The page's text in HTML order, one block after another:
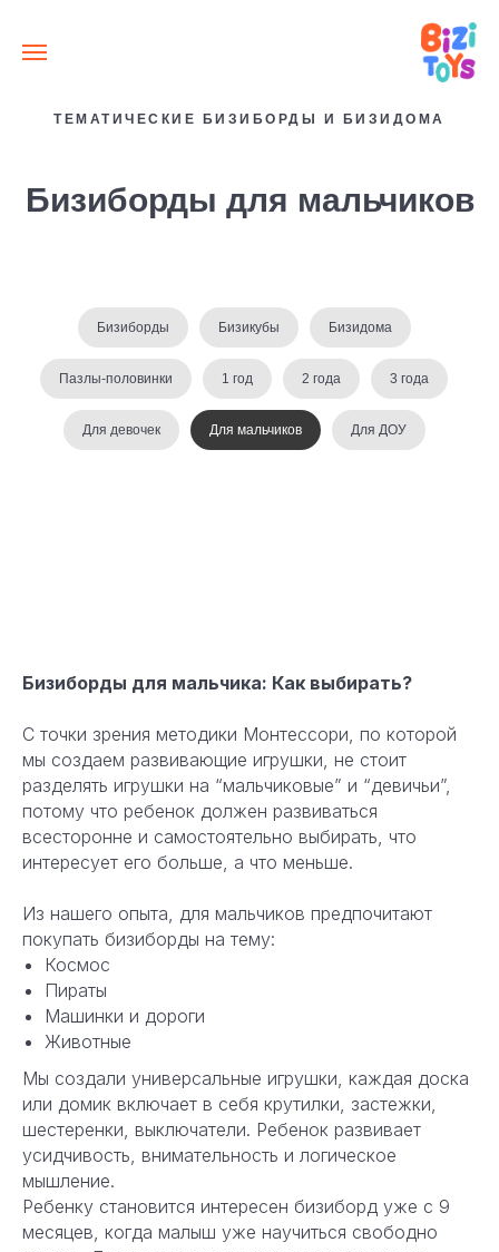
ТЕМАТИЧЕСКИЕ БИЗИБОРДЫ И БИЗИДОМА
Бизиборды для мальчиков
Бизиборды Бизикубы Бизидома
Пазлы-половинки 1 год 2 года 3 года
Для девочек Для мальчиков Для ДОУ
Бизиборды для мальчика: Как выбирать?
С точки зрения методики Монтессори, по которой
мы создаем развивающие игрушки, не стоит
разделять игрушки на “мальчиковые” и “девичьи”,
потому что ребенок должен развиваться
всесторонне и самостоятельно выбирать, что
интересует его больше, а что меньше.
Из нашего опыта, для мальчиков предпочитают
покупать бизиборды на тему:
Космос
Пираты
Машинки и дороги
Животные
Мы создали универсальные игрушки, каждая доска
или домик включает в себя крутилки, застежки,
шестеренки, выключатели. Ребенок развивает
усидчивость, внимательность и логическое
мышление.
Ребенку становится интересен бизиборд уже с 9
месяцев, когда малыш уже научиться свободно